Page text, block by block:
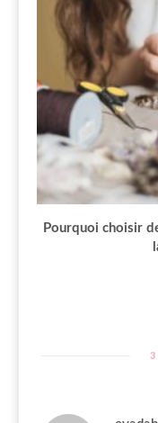
Pourquoi choisir
3